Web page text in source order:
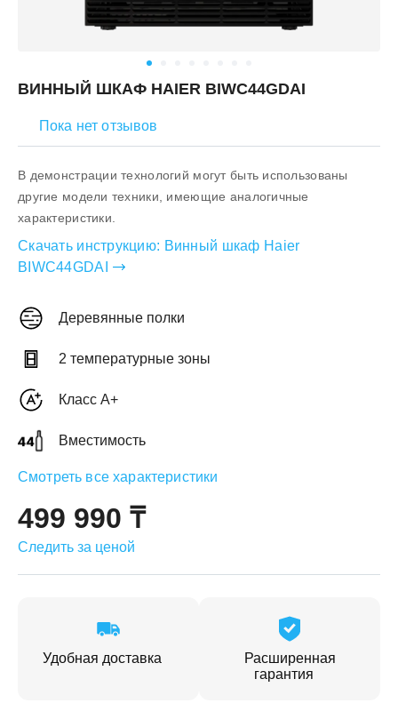
на товары
упаковки
к выбору Перейти к выбору
ВИННЫЙ ШКАФ HAIER BIWC44GDAI
Пока нет отзывов
В демонстрации технологий могут быть использованы
другие модели техники, имеющие аналогичные
характеристики.
Скачать инструкцию: Винный шкаф Haier
BIWC44GDAI
Деревянные полки
2 температурные зоны
Класс A+
Вместимость
Смотреть все характеристики
499 990 ₸
Следить за ценой
Удобная доставка
Расширенная
гарантия